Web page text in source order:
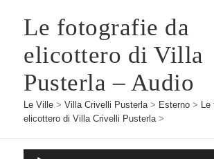
Le fotografie da
elicottero di Villa
Pusterla – Audio
Le Ville >Villa Crivelli Pusterla> Esterno > Le
elicottero di Villa Crivelli Pusterla>